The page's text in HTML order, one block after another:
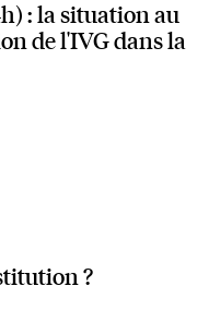
: la situation au
de l'IVG dans la
?